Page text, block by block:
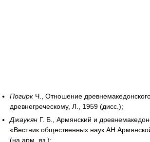
Погирк Ч., Отношение
древнегреческому, Л., 1959 (дисс.);
Джаукян Г. Б., Армянский и
«Вестник общественных наук АН
(на арм. яз.);